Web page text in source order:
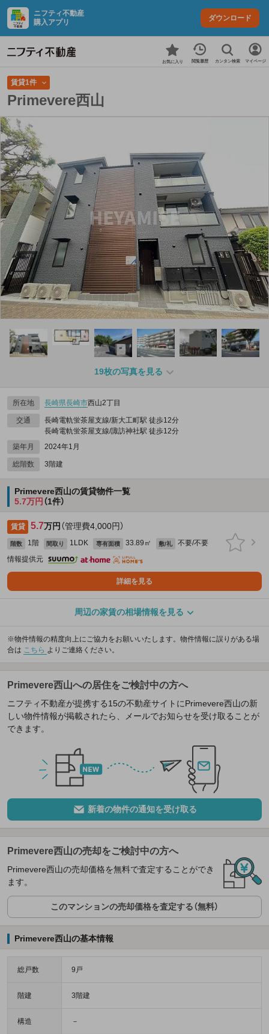
ニフティ不動産
購入アプリ
ダウンロード
お気に入り 閲覧履歴 カンタン検索 マイページ
賃貸1件
Primevere西山
19枚の写真を見る
所在地 長崎県長崎市西山2丁目
交通
長崎電軌蛍茶屋支線/新大工町駅 徒歩12分
長崎電軌蛍茶屋支線/諏訪神社駅 徒歩12分
築年月
2024年1月
総階数 3階建
Primevere西山の賃貸物件一覧
5.7万円 （1件）
賃貸 5.7万円 （管理費4,000円）
階数 1階 間取り 1LDK 専有面積 33.89㎡ 敷/礼
不要/不要
情報提供元
詳細を見る
周辺の家賃の相場情報を見る
※物件情報の精度向上にご協力をお願いいたします。物件情報に誤りがある場
合は こちら よりご連絡ください。
Primevere西山への居住をご検討中の方へ
ニフティ不動産が提携する15の不動産サイトにPrimevere西山の新
しい物件情報が掲載されたら、メールでお知らせを受け取ることが
できます。
新着の物件の通知を受け取る
Primevere西山の売却をご検討中の方へ
Primevere西山の売却価格を無料で査定することができ
ます。
このマンションの売却価格を査定する（無料）
Primevere西山の基本情報
総戸数 9戸
階建 3階建
構造 －